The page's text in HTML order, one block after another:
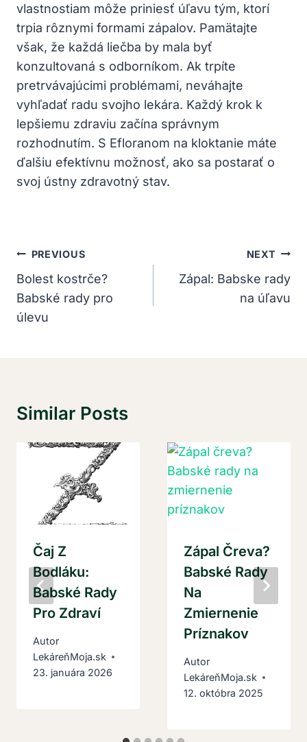
vlastnostiam môže priniesť úľavu tým, ktorí
trpia rôznymi formami zápalov. Pamätajte
však, že každá liečba by mala byť
konzultovaná s odborníkom. Ak trpíte
pretrvávajúcimi problémami, neváhajte
vyhľadať radu svojho lekára. Každý krok k
lepšiemu zdraviu začína správnym
rozhodnutím. S Efloranom na kloktanie máte
ďalšiu efektívnu možnosť, ako sa postarať o
svoj ústny zdravotný stav.
Navigácia
V
Článku
PREVIOUS
Bolest kostrče?
Babské rady pro
úlevu
NEXT
Zápal: Babske rady
na úľavu
Similar Posts
Čaj Z
Bodláku:
Babské Rady
Pro Zdraví
Autor
LekáreňMoja.sk
23. januára 2026
Zápal Čreva?
Babské Rady
Na
Zmiernenie
Príznakov
Autor
LekáreňMoja.sk
12. októbra 2025